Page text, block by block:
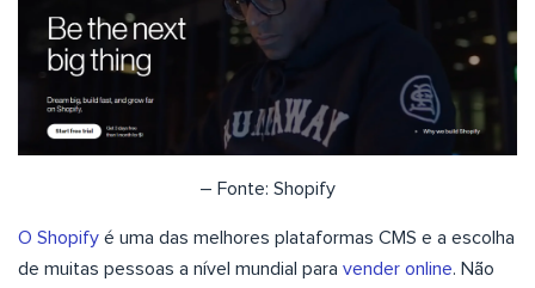
– Fonte: Shopify
O Shopify é uma das melhores plataformas CMS e a escolha
de muitas pessoas a nível mundial para vender online. Não